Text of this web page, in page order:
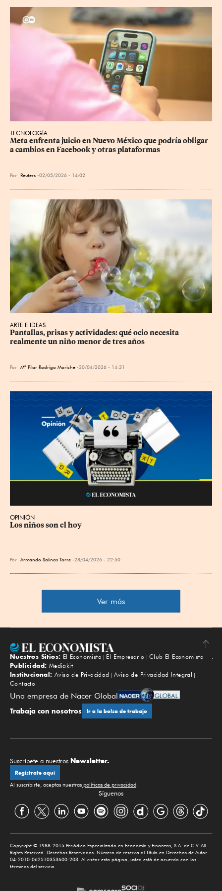
TECNOLOGÍA
Meta enfrenta juicio en Nuevo México que podría obligar
a cambios en Facebook y otras plataformas
Por Reuters 02/05/2026 - 14:02
ARTE E IDEAS
Pantallas, prisas y actividades: qué ocio necesita
realmente un niño menor de tres años
Por Mª Pilar Rodrigo Moriche 30/04/2026 - 14:31
OPINIÓN
Los niños son el hoy
Por Armando Salinas Torre 28/04/2026 - 22:50
Ver más
Subir
Nuestros Sitios: El Economista El Empresario
Club El Economista
Publicidad: Mediakit
Institucional: Aviso de Privacidad
Aviso de Privacidad Integral
Contacto
Una empresa de Nacer Global
Trabaja con nosotros Ir a la bolsa de trabajo
Suscríbete a nuestros Newsletter.
Regístrate aquí
Al suscribirte, aceptas nuestras políticas de privacidad.
Síguenos
Copyright © 1988-2015 Periódico Especializado en Economía y Finanzas, S.A. de C.V. All
Rights Reserved. Derechos Reservados. Número de reserva al Título en Derechos de Autor
04-2010-062510353600-203. Al visitar esta página, usted está de acuerdo con los
términos del servicio